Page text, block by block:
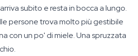
subito e resta in bocca a lungo.
persone trova molto più gestibile
con un po' di miele. Una spruzzata